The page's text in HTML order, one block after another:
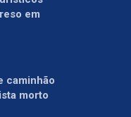
em
caminhão
morto